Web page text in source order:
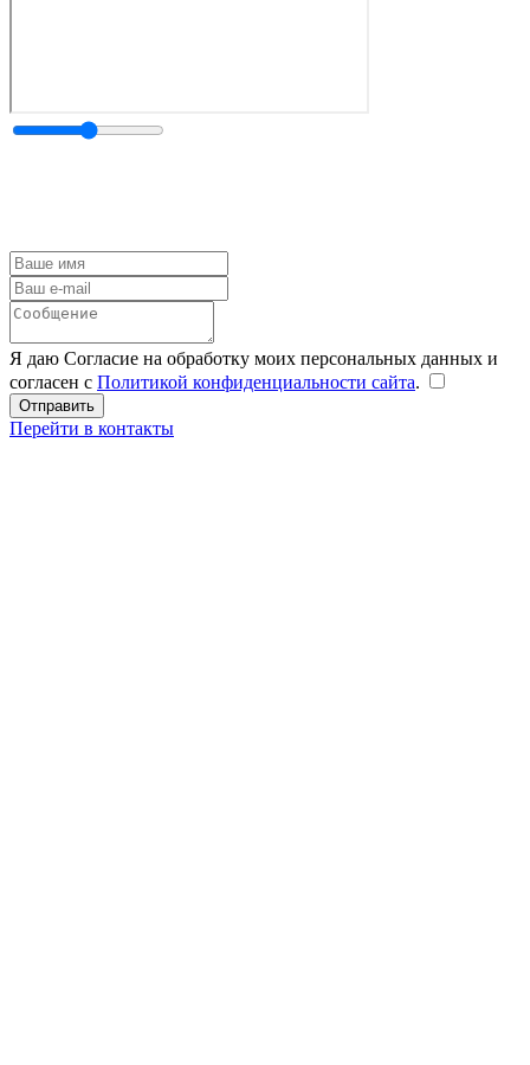
Я даю Согласие на обработку моих персональных данных и
согласен с Политикой конфиденциальности сайта.
Перейти в контакты